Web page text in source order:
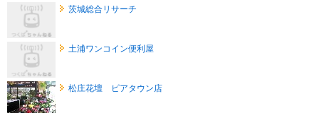
茨城総合リサーチ
土浦ワンコイン便利屋
松庄花壇 ピアタウン店